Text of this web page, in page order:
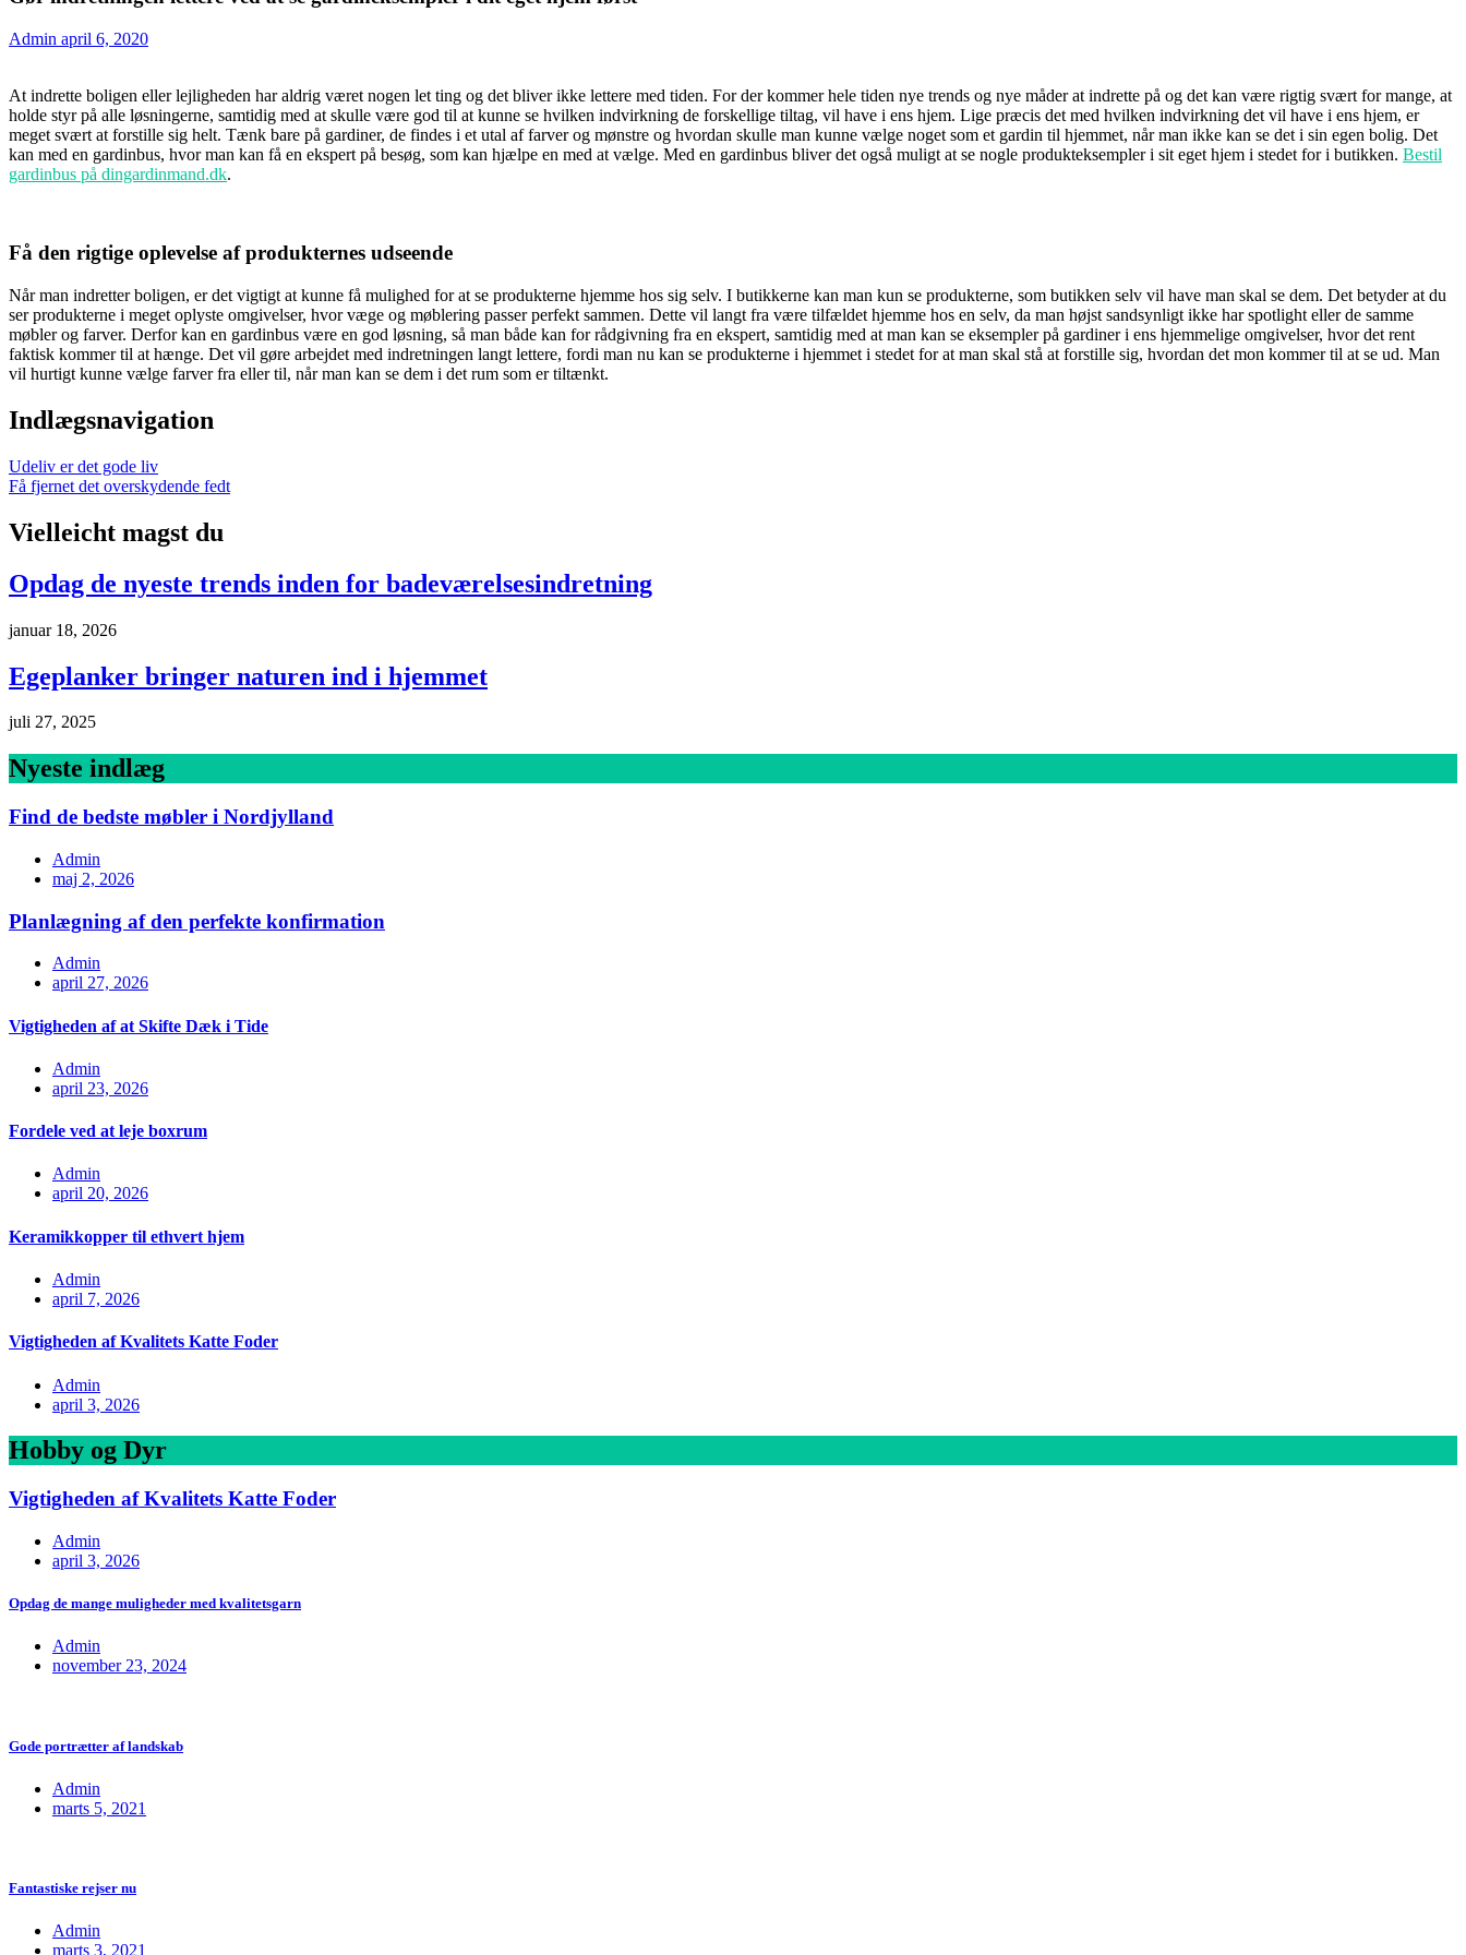
Admin april 6, 2020
At indrette boligen eller lejligheden har aldrig været nogen let ting og det bliver ikke lettere med tiden. For der kommer hele tiden nye trends og nye måder at indrette på og det kan være rigtig svært for mange, at
holde styr på alle løsningerne, samtidig med at skulle være god til at kunne se hvilken indvirkning de forskellige tiltag, vil have i ens hjem. Lige præcis det med hvilken indvirkning det vil have i ens hjem, er
meget svært at forstille sig helt. Tænk bare på gardiner, de findes i et utal af farver og mønstre og hvordan skulle man kunne vælge noget som et gardin til hjemmet, når man ikke kan se det i sin egen bolig. Det
kan med en gardinbus, hvor man kan få en ekspert på besøg, som kan hjælpe en med at vælge. Med en gardinbus bliver det også muligt at se nogle produkteksempler i sit eget hjem i stedet for i butikken. Bestil
gardinbus på dingardinmand.dk.
Få den rigtige oplevelse af produkternes udseende
Når man indretter boligen, er det vigtigt at kunne få mulighed for at se produkterne hjemme hos sig selv. I butikkerne kan man kun se produkterne, som butikken selv vil have man skal se dem. Det betyder at du
ser produkterne i meget oplyste omgivelser, hvor væge og møblering passer perfekt sammen. Dette vil langt fra være tilfældet hjemme hos en selv, da man højst sandsynligt ikke har spotlight eller de samme
møbler og farver. Derfor kan en gardinbus være en god løsning, så man både kan for rådgivning fra en ekspert, samtidig med at man kan se eksempler på gardiner i ens hjemmelige omgivelser, hvor det rent
faktisk kommer til at hænge. Det vil gøre arbejdet med indretningen langt lettere, fordi man nu kan se produkterne i hjemmet i stedet for at man skal stå at forstille sig, hvordan det mon kommer til at se ud. Man
vil hurtigt kunne vælge farver fra eller til, når man kan se dem i det rum som er tiltænkt.
Indlægsnavigation
Udeliv er det gode liv
Få fjernet det overskydende fedt
Vielleicht magst du
Opdag de nyeste trends inden for badeværelsesindretning
januar 18, 2026
Egeplanker bringer naturen ind i hjemmet
juli 27, 2025
Nyeste indlæg
Find de bedste møbler i Nordjylland
Admin
maj 2, 2026
Planlægning af den perfekte konfirmation
Admin
april 27, 2026
Vigtigheden af at Skifte Dæk i Tide
Admin
april 23, 2026
Fordele ved at leje boxrum
Admin
april 20, 2026
Keramikkopper til ethvert hjem
Admin
april 7, 2026
Vigtigheden af Kvalitets Katte Foder
Admin
april 3, 2026
Hobby og Dyr
Vigtigheden af Kvalitets Katte Foder
Admin
april 3, 2026
Opdag de mange muligheder med kvalitetsgarn
Admin
november 23, 2024
Gode portrætter af landskab
Admin
marts 5, 2021
Fantastiske rejser nu
Admin
marts 3, 2021